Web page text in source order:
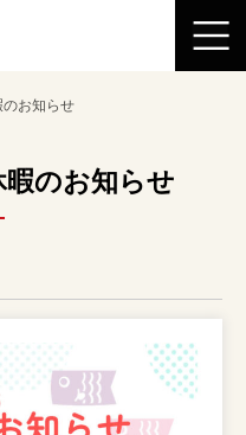
のお知らせ
のお知らせ